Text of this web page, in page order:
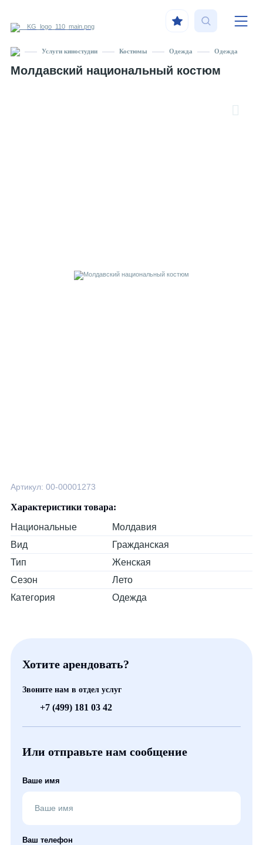
Услуги киностудии Костюмы Одежда Одежда
Молдавский национальный костюм
Артикул: 00-00001273
Характеристики товара:
Национальные
Молдавия
Вид
Гражданская
Тип
Женская
Сезон
Лето
Категория
Одежда
Хотите арендовать?
Звоните нам в отдел услуг
+7 (499) 181 03 42
Или отправьте нам сообщение
Ваше имя
Ваш телефон